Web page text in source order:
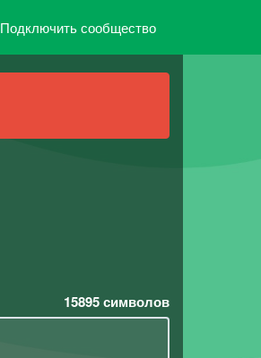
Подключить сообщество
15895символов